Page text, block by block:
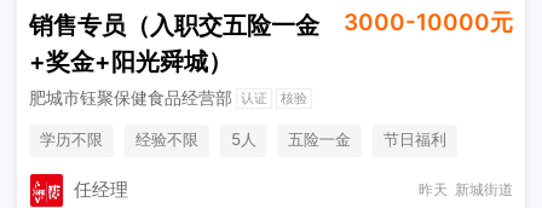
销售专员（入职交五险一金
+奖金+阳光舜城）
3000-10000元
肥城市钰聚保健食品经营部 认证 核验
学历不限 经验不限 5人 五险一金
节日福利
综合补贴
任经理 昨天 新城街道